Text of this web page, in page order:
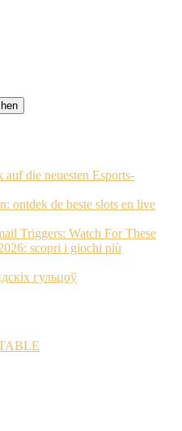
die neuesten Esports-
ontdek de beste slots en live
Triggers: Watch For These
scopri i giochi più
гульцоў